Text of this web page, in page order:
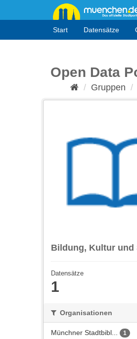
Start Datensätze
Open Data
Gruppen
Bildung, Kultur und
Datensätze
1
Organisationen
Münchner Stadtbibl... 1